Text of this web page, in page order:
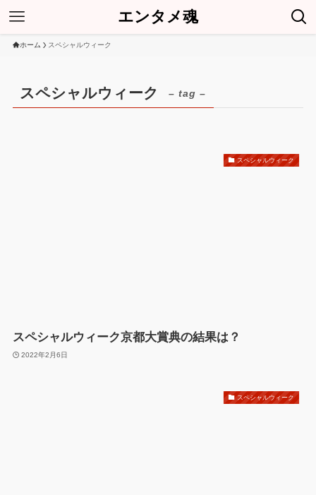
エンタメ魂
ホーム スペシャルウィーク
スペシャルウィーク – tag –
スペシャルウィーク
スペシャルウィーク京都大賞典の結果は？
2022年2月6日
スペシャルウィーク